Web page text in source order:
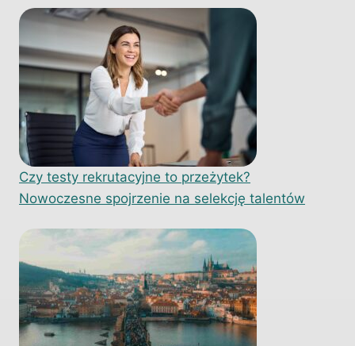
Czy testy rekrutacyjne to przeżytek?
Nowoczesne spojrzenie na selekcję talentów